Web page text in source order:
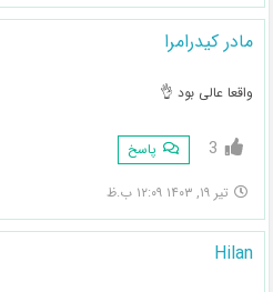
مادر کیدرامرا
واقعا عالی بود 👌
3 پاسخ
تیر ۱۹, ۱۴۰۳ ۱۲:۰۹ ب.ظ
Hilan